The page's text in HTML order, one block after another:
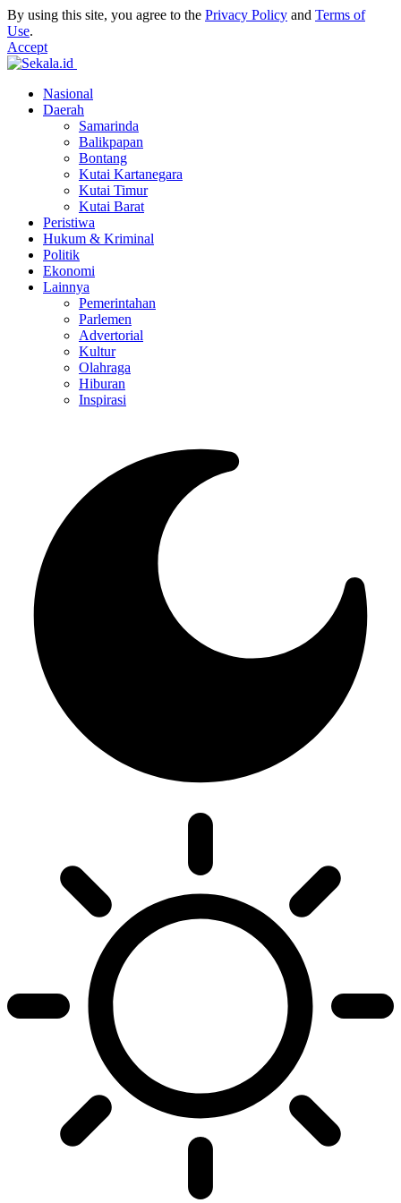
By using this site, you agree to the Privacy Policy and Terms of
Use.
Accept
Nasional
Daerah
Samarinda
Balikpapan
Bontang
Kutai Kartanegara
Kutai Timur
Kutai Barat
Peristiwa
Hukum & Kriminal
Politik
Ekonomi
Lainnya
Pemerintahan
Parlemen
Advertorial
Kultur
Olahraga
Hiburan
Inspirasi